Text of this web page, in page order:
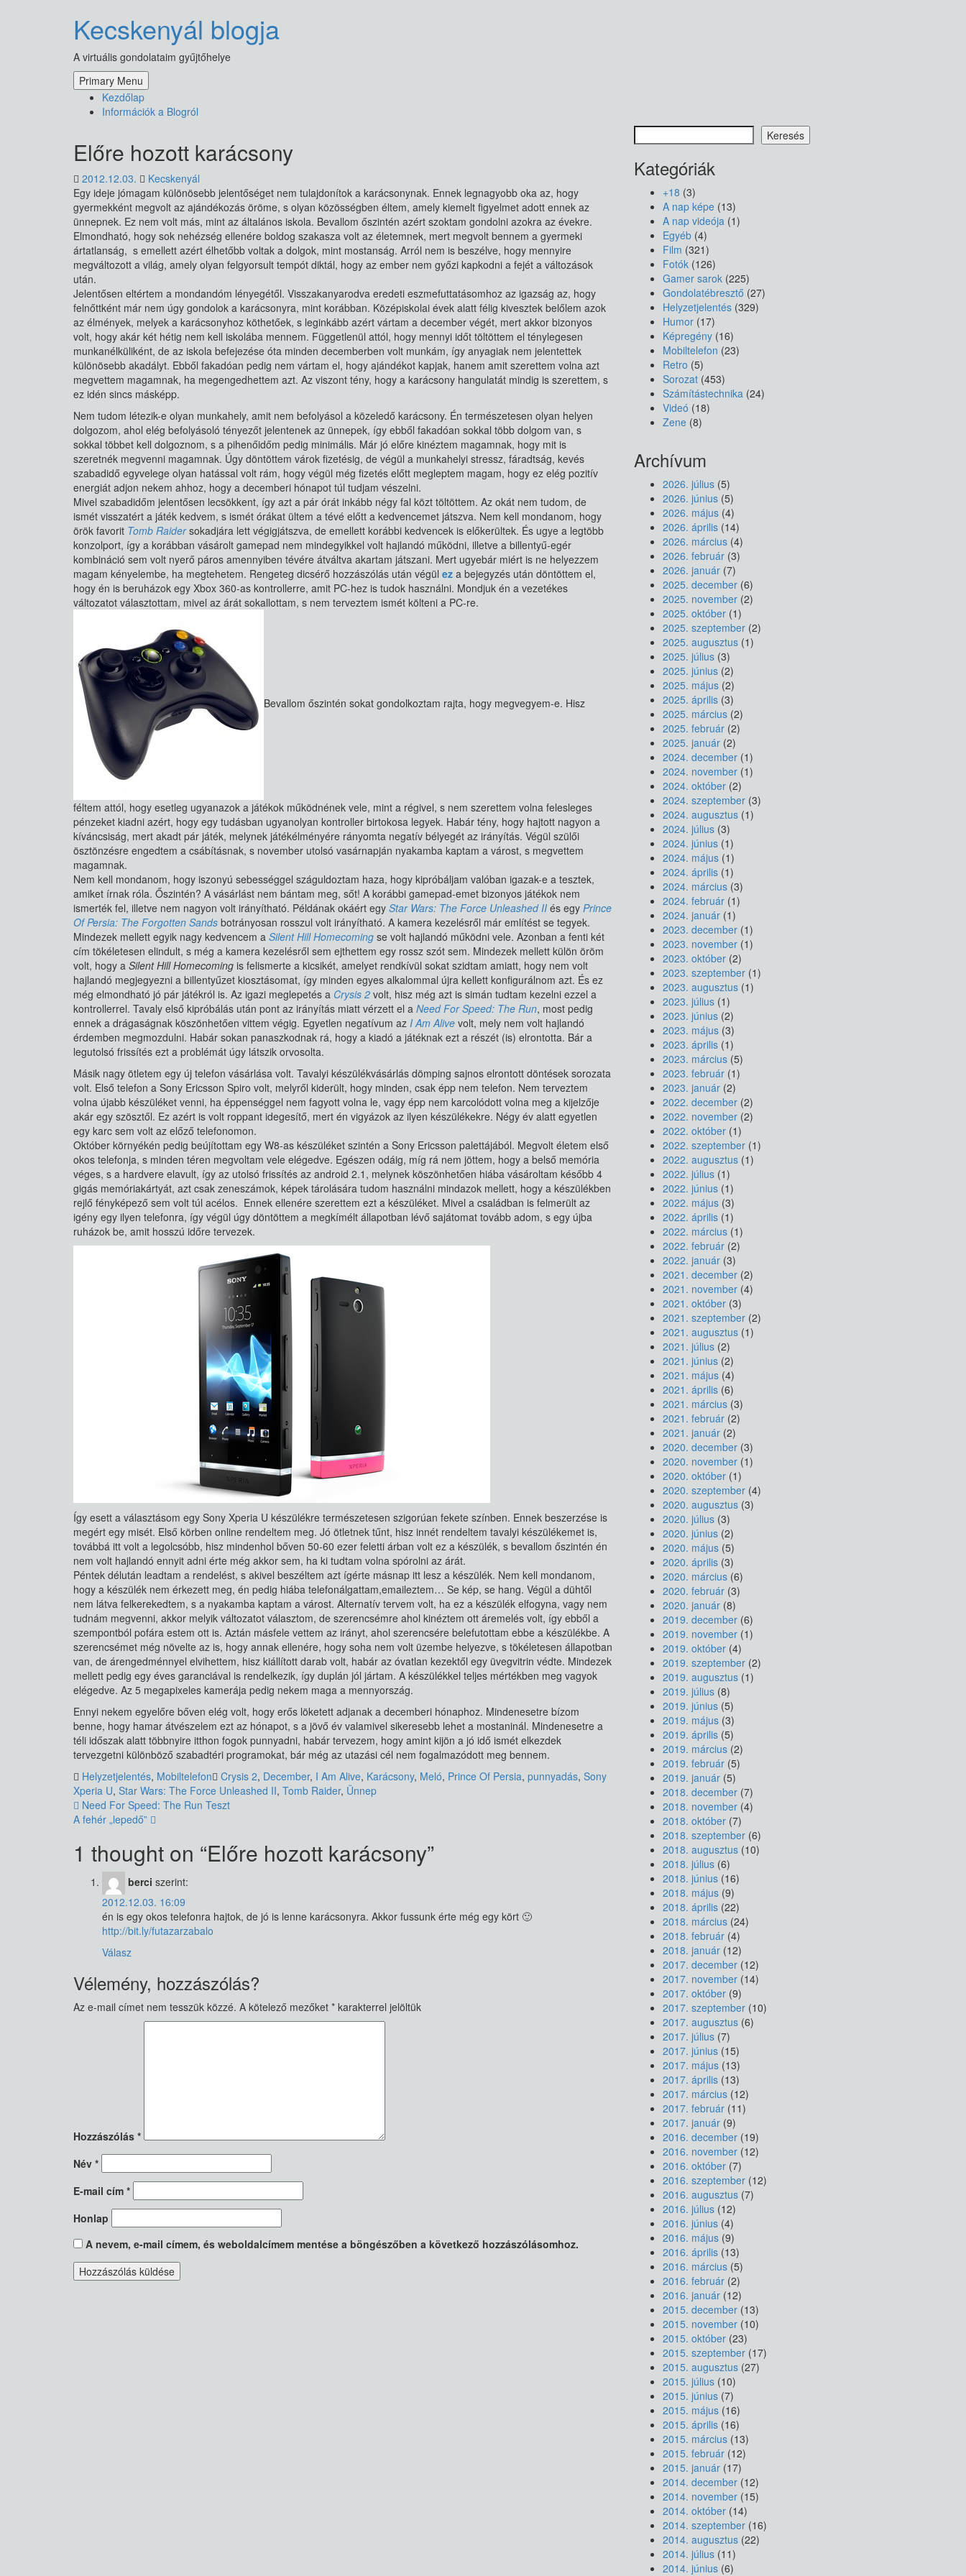
Kecskenyál blogja
A virtuális gondolataim gyűjtőhelye
Primary Menu
Kezdőlap
Információk a Blogról
Előre hozott karácsony
2012.12.03.
Kecskenyál
Egy ideje jómagam különösebb jelentőséget nem tulajdonítok a karácsonynak. Ennek legnagyobb oka az, hogy
gyermekként megvolt az ajándékozás öröme, s olyan közösségben éltem, amely kiemelt figyelmet adott ennek az
ünnepnek. Ez nem volt más, mint az általános iskola. Bevallom őszintén azért szoktam gondolni azokra az évekre.
Elmondható, hogy sok nehézség ellenére boldog szakasza volt az életemnek, mert megvolt bennem a gyermeki
ártatlanság, s emellett azért élhetőbb voltak a dolgok, mint mostanság. Arról nem is beszélve, hogy mennyire
megváltozott a világ, amely olyan felgyorsult tempót diktál, hogy az ember nem győzi kapkodni a fejét a változások
után.
Jelentősen eltértem a mondandóm lényegétől. Visszakanyarodva eredeti eszmefuttatásomhoz az igazság az, hogy
felnőttként már nem úgy gondolok a karácsonyra, mint korábban. Középiskolai évek alatt félig kivesztek belőlem azok
az élmények, melyek a karácsonyhoz köthetőek, s leginkább azért vártam a december végét, mert akkor bizonyos
volt, hogy akár két hétig nem kell iskolába mennem. Függetlenül attól, hogy mennyi időt töltöttem el ténylegesen
munkanélküliként, de az iskola befejezése óta minden decemberben volt munkám, így anyagiak nem jelentettek
különösebb akadályt. Ebből fakadóan pedig nem vártam el, hogy ajándékot kapjak, hanem amit szerettem volna azt
megvettem magamnak, ha megengedhettem azt. Az viszont tény, hogy a karácsony hangulatát mindig is szerettem, s
ez idén sincs másképp.
Nem tudom létezik-e olyan munkahely, amit nem befolyásol a közeledő karácsony. Én természetesen olyan helyen
dolgozom, ahol elég befolyásoló tényezőt jelentenek az ünnepek, így ebből fakadóan sokkal több dolgom van, s
sokkal többet kell dolgoznom, s a pihenőidőm pedig minimális. Már jó előre kinéztem magamnak, hogy mit is
szeretnék megvenni magamnak. Úgy döntöttem várok fizetésig, de végül a munkahelyi stressz, fáradtság, kevés
szabadidő egyvelege olyan hatással volt rám, hogy végül még fizetés előtt megleptem magam, hogy ez elég pozitív
energiát adjon nekem ahhoz, hogy a decemberi hónapot túl tudjam vészelni.
Mivel szabadidőm jelentősen lecsökkent, így azt a pár órát inkább négy fal közt töltöttem. Az okát nem tudom, de
ismét visszatért a játék kedvem, s ismét órákat ültem a tévé előtt a kedvencemet játszva. Nem kell mondanom, hogy
örök favorit Tomb Raidersokadjára lett végigjátszva, de emellett korábbi kedvencek is előkerültek. És ugye a legtöbb
konzolport, így a korábban vásárolt gamepad nem mindegyikkel volt hajlandó működni, illetve a billentyű-egér
kombináció sem volt nyerő páros amennyiben tévére átváltva akartam játszani. Mert ugyebár miért is ne helyezzem
magam kényelembe, ha megtehetem. Rengeteg dicsérő hozzászólás után végül ez a bejegyzés után döntöttem el,
hogy én is beruházok egy Xbox 360-as kontrollerre, amit PC-hez is tudok használni. Mondjuk én a vezetékes
változatot választottam, mivel az árát sokallottam, s nem terveztem ismét költeni a PC-re.
Bevallom őszintén sokat gondolkoztam rajta, hogy megvegyem-e. Hisz
féltem attól, hogy esetleg ugyanazok a játékok működnének vele, mint a régivel, s nem szerettem volna felesleges
pénzeket kiadni azért, hogy egy tudásban ugyanolyan kontroller birtokosa legyek. Habár tény, hogy hajtott nagyon a
kíváncsiság, mert akadt pár játék, melynek játékélményére rányomta negatív bélyegét az irányítás. Végül szülői
ösztönzésre engedtem a csábításnak, s november utolsó vasárnapján nyakamba kaptam a várost, s megvettem
magamnak.
Nem kell mondanom, hogy iszonyú sebességgel száguldoztam haza, hogy kipróbáljam valóban igazak-e a tesztek,
amiket írnak róla. Őszintén? A vásárlást nem bántam meg, sőt! A korábbi gamepad-emet bizonyos játékok nem
ismerték fel, illetve nem nagyon volt irányítható. Példának okáért egy Star Wars: The Force Unleashed II és egy Prince
Of Persia: The Forgotten Sands botrányosan rosszul volt irányítható. A kamera kezelésről már említést se tegyek.
Mindezek mellett egyik nagy kedvencem a Silent Hill Homecoming se volt hajlandó működni vele. Azonban a fenti két
cím tökéletesen elindult, s még a kamera kezelésről sem ejthettem egy rossz szót sem. Mindezek mellett külön öröm
volt, hogy a Silent Hill Homecoming is felismerte a kicsikét, amelyet rendkívül sokat szidtam amiatt, hogy nem volt
hajlandó megjegyezni a billentyűzet kiosztásomat, így minden egyes alkalommal újra kellett konfigurálnom azt. És ez
még elmondható jó pár játékról is. Az igazi meglepetés a Crysis 2 volt, hisz még azt is simán tudtam kezelni ezzel a
kontrollerrel. Tavaly első kipróbálás után pont az irányítás miatt vérzett el a Need For Speed: The Run, most pedig
ennek a drágaságnak köszönhetően vittem végig. Egyetlen negatívum az I Am Alive volt, mely nem volt hajlandó
érdemben megmozdulni. Habár sokan panaszkodnak rá, hogy a kiadó a játéknak ezt a részét (is) elrontotta. Bár a
legutolsó frissítés ezt a problémát úgy látszik orvosolta.
Másik nagy ötletem egy új telefon vásárlása volt. Tavalyi készülékvásárlás dömping sajnos elrontott döntések sorozata
volt. Első telefon a Sony Ericsson Spiro volt, melyről kiderült, hogy minden, csak épp nem telefon. Nem terveztem
volna újabb készüléket venni, ha éppenséggel nem fagyott volna le, vagy épp nem karcolódott volna meg a kijelzője
akár egy szösztől. Ez azért is volt roppant idegesítő, mert én vigyázok az ilyen készülékekre. Négy év alatt egyetlen
egy karc sem volt az előző telefonomon.
Október környékén pedig beújítottam egy W8-as készüléket szintén a Sony Ericsson palettájából. Megvolt életem első
okos telefonja, s minden téren megvoltam vele elégedve. Egészen odáig, míg rá nem jöttem, hogy a belső memória
véges, s a hardvere elavult, így az utolsó frissítés az android 2.1, melynek köszönhetően hiába vásároltam később 4
gigás memóriakártyát, azt csak zeneszámok, képek tárolására tudom használni mindazok mellett, hogy a készülékben
rejlő fényképező sem volt túl acélos. Ennek ellenére szerettem ezt a készüléket. Mivel a családban is felmerült az
igény egy ilyen telefonra, így végül úgy döntöttem a megkímélt állapotban lévő sajátomat tovább adom, s egy újba
ruházok be, amit hosszú időre tervezek.
Így esett a választásom egy Sony Xperia U készülékre természetesen szigorúan fekete színben. Ennek beszerzése is
megért egy misét. Első körben online rendeltem meg. Jó ötletnek tűnt, hisz innét rendeltem tavalyi készülékemet is,
továbbá itt volt a legolcsóbb, hisz mindenhol bőven 50-60 ezer feletti árban volt ez a készülék, s bevallom őszintén én
nem volt hajlandó ennyit adni érte még akkor sem, ha ki tudtam volna spórolni az árát.
Péntek délután leadtam a rendelést, s akivel beszéltem azt ígérte másnap itt lesz a készülék. Nem kell mondanom,
hogy a készülék nem érkezett meg, én pedig hiába telefonálgattam,emaileztem… Se kép, se hang. Végül a dühtől
nem látva felkerekedtem, s a nyakamba kaptam a várost. Alternatív tervem volt, ha ez a készülék elfogyna, vagy nem
tudnám megvenni, akkor melyik változatot választom, de szerencsémre ahol kinéztem ott áremelés volt, így ebből a
szempontból pofára estem ott is. Aztán másfele vettem az irányt, ahol szerencsére belefutottam ebbe a készülékbe. A
szerencsémet még növelte az is, hogy annak ellenére, hogy soha nem volt üzembe helyezve, s tökéletesen állapotban
van, de árengedménnyel elvihettem, hisz kiállított darab volt, habár az óvatlan kezektől egy üvegvitrin védte. Mindezek
mellett pedig egy éves garanciával is rendelkezik, így duplán jól jártam. A készülékkel teljes mértékben meg vagyok
elégedve. Az 5 megapixeles kamerája pedig nekem maga a mennyország.
Ennyi nekem egyelőre bőven elég volt, hogy erős löketett adjanak a decemberi hónaphoz. Mindenesetre bízom
benne, hogy hamar átvészelem ezt az hónapot, s a jövő év valamivel sikeresebb lehet a mostaninál. Mindenesetre a
téli időszak alatt többnyire itthon fogok punnyadni, habár tervezem, hogy amint kijön a jó idő ismét elkezdek
tervezgetni különböző szabadtéri programokat, bár még az utazási cél nem fogalmazódott meg bennem.
Helyzetjelentés, Mobiltelefon Crysis 2, December, I Am Alive, Karácsony, Meló, Prince Of Persia, punnyadás, Sony
Xperia U, Star Wars: The Force Unleashed II, Tomb Raider, Ünnep
Bejegyzés
navigáció
Need For Speed: The Run Teszt
A fehér „lepedő”
1 thought on “Előre hozott karácsony”
berci szerint:
2012.12.03. 16:09
én is egy okos telefonra hajtok, de jó is lenne karácsonyra. Akkor fussunk érte még egy kört 🙂
http://bit.ly/futazarzabalo
Válasz
Vélemény, hozzászólás?
Az e-mail címet nem tesszük közzé. A kötelező mezőket * karakterrel jelöltük
Hozzászólás *
Név *
E-mail cím *
Honlap
A nevem, e-mail címem, és weboldalcímem mentése a böngészőben a következő hozzászólásomhoz.
Keresés
Kategóriák
+18 (3)
A nap képe (13)
A nap videója (1)
Egyéb (4)
Film (321)
Fotók (126)
Gamer sarok (225)
Gondolatébresztő (27)
Helyzetjelentés (329)
Humor (17)
Képregény (16)
Mobiltelefon (23)
Retro (5)
Sorozat (453)
Számítástechnika (24)
Videó (18)
Zene (8)
Archívum
2026. július (5)
2026. június (5)
2026. május (4)
2026. április (14)
2026. március (4)
2026. február (3)
2026. január (7)
2025. december (6)
2025. november (2)
2025. október (1)
2025. szeptember (2)
2025. augusztus (1)
2025. július (3)
2025. június (2)
2025. május (2)
2025. április (3)
2025. március (2)
2025. február (2)
2025. január (2)
2024. december (1)
2024. november (1)
2024. október (2)
2024. szeptember (3)
2024. augusztus (1)
2024. július (3)
2024. június (1)
2024. május (1)
2024. április (1)
2024. március (3)
2024. február (1)
2024. január (1)
2023. december (1)
2023. november (1)
2023. október (2)
2023. szeptember (1)
2023. augusztus (1)
2023. július (1)
2023. június (2)
2023. május (3)
2023. április (1)
2023. március (5)
2023. február (1)
2023. január (2)
2022. december (2)
2022. november (2)
2022. október (1)
2022. szeptember (1)
2022. augusztus (1)
2022. július (1)
2022. június (1)
2022. május (3)
2022. április (1)
2022. március (1)
2022. február (2)
2022. január (3)
2021. december (2)
2021. november (4)
2021. október (3)
2021. szeptember (2)
2021. augusztus (1)
2021. július (2)
2021. június (2)
2021. május (4)
2021. április (6)
2021. március (3)
2021. február (2)
2021. január (2)
2020. december (3)
2020. november (1)
2020. október (1)
2020. szeptember (4)
2020. augusztus (3)
2020. július (3)
2020. június (2)
2020. május (5)
2020. április (3)
2020. március (6)
2020. február (3)
2020. január (8)
2019. december (6)
2019. november (1)
2019. október (4)
2019. szeptember (2)
2019. augusztus (1)
2019. július (8)
2019. június (5)
2019. május (3)
2019. április (5)
2019. március (2)
2019. február (5)
2019. január (5)
2018. december (7)
2018. november (4)
2018. október (7)
2018. szeptember (6)
2018. augusztus (10)
2018. július (6)
2018. június (16)
2018. május (9)
2018. április (22)
2018. március (24)
2018. február (4)
2018. január (12)
2017. december (12)
2017. november (14)
2017. október (9)
2017. szeptember (10)
2017. augusztus (6)
2017. július (7)
2017. június (15)
2017. május (13)
2017. április (13)
2017. március (12)
2017. február (11)
2017. január (9)
2016. december (19)
2016. november (12)
2016. október (7)
2016. szeptember (12)
2016. augusztus (7)
2016. július (12)
2016. június (4)
2016. május (9)
2016. április (13)
2016. március (5)
2016. február (2)
2016. január (12)
2015. december (13)
2015. november (10)
2015. október (23)
2015. szeptember (17)
2015. augusztus (27)
2015. július (10)
2015. június (7)
2015. május (16)
2015. április (16)
2015. március (13)
2015. február (12)
2015. január (17)
2014. december (12)
2014. november (15)
2014. október (14)
2014. szeptember (16)
2014. augusztus (22)
2014. július (11)
2014. június (6)